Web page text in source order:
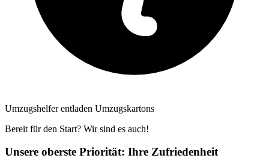
Umzugshelfer entladen Umzugskartons
Bereit für den Start? Wir sind es auch!
Unsere oberste Priorität: Ihre Zufriedenheit